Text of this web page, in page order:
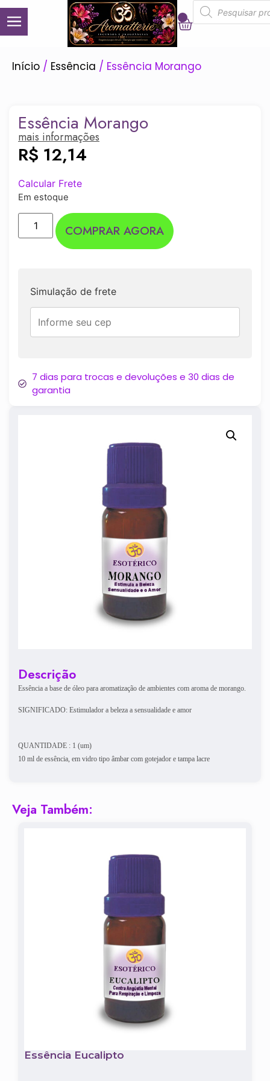
Início / Essência / Essência Morango
Descrição
Essência a base de óleo para aromatização de ambientes com aroma de morango.
SIGNIFICADO: Estimulador a beleza a sensualidade e amor
QUANTIDADE : 1 (um)
10 ml de essência, em vidro tipo âmbar com gotejador e tampa lacre
Essência Morango
mais informações
R$ 12,14
Calcular Frete
Em estoque
COMPRAR AGORA
Simulação de frete
7 dias para trocas e devoluções e 30 dias de
garantia
Veja Também:
Essência Eucalipto